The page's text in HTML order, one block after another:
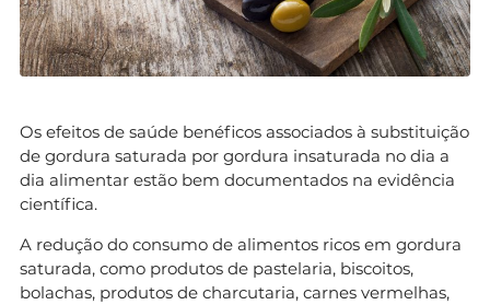
Os efeitos de saúde benéficos associados à substituição
de gordura saturada por gordura insaturada no dia a
dia alimentar estão bem documentados na evidência
científica.
A redução do consumo de alimentos ricos em gordura
saturada, como produtos de pastelaria, biscoitos,
bolachas, produtos de charcutaria, carnes vermelhas,